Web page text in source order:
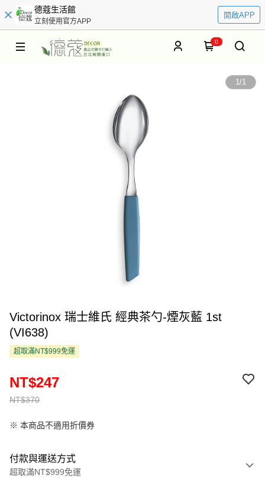
德蔻生活館
立刻使用官方APP
開啟APP
0
1/1
Victorinox 瑞士維氏 經典茶勺-煙灰藍 1st
(VI638)
超取滿NT$999免運
NT$370
NT$247
※ 本商品不適用折價券
付款與運送方式
超取滿NT$999免運